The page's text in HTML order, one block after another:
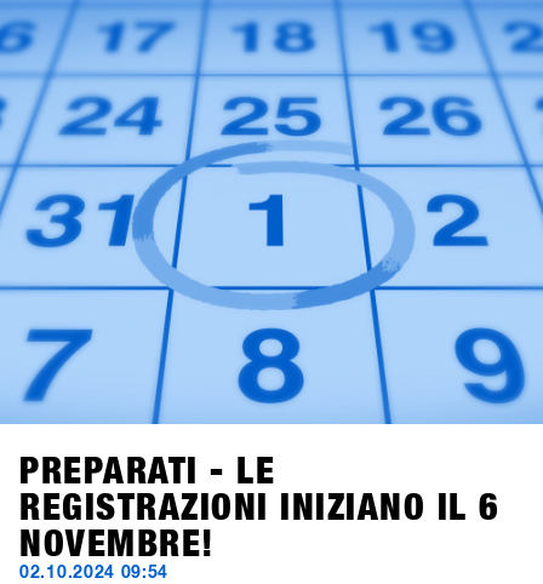
PREPARATI - LE
REGISTRAZIONI INIZIANO IL 6
NOVEMBRE!
02.10.2024 09:54